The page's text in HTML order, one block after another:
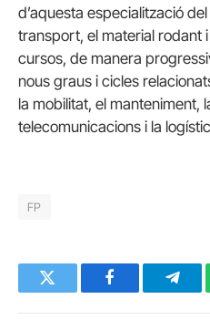
d’aquesta especialització
transport, el material rodant
cursos, de manera
nous graus i cicles
la mobilitat, el manteniment,
telecomunicacions i la
FP
Twitter Facebook